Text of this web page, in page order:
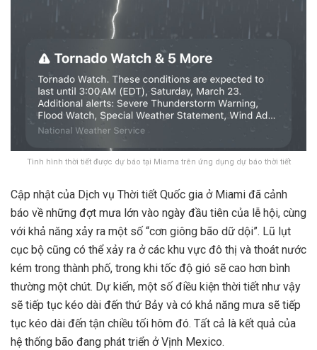
Tình hình thời tiết được dự báo tại Miama trên ứng dụng dự báo thời tiết
Cập nhật của Dịch vụ Thời tiết Quốc gia ở Miami đã cảnh
báo về những đợt mưa lớn vào ngày đầu tiên của lễ hội, cùng
với khả năng xảy ra một số “cơn giông bão dữ dội”. Lũ lụt
cục bộ cũng có thể xảy ra ở các khu vực đô thị và thoát nước
kém trong thành phố, trong khi tốc độ gió sẽ cao hơn bình
thường một chút. Dự kiến, một số điều kiện thời tiết như vậy
sẽ tiếp tục kéo dài đến thứ Bảy và có khả năng mưa sẽ tiếp
tục kéo dài đến tận chiều tối hôm đó. Tất cả là kết quả của
hệ thống bão đang phát triển ở Vịnh Mexico.